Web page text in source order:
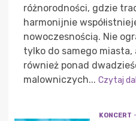
różnorodności, gdzie
harmonijnie
nowoczesnością. Nie
tylko do samego miasta,
również ponad
malowniczych... Czytaj
KONCERT